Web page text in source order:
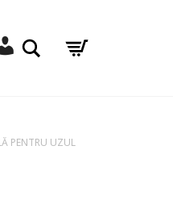
meuCaută
PENTRU UZUL